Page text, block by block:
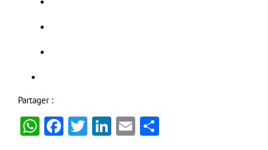
Partager :
WhatsApp
Facebook
Twitter
LinkedIn
Email